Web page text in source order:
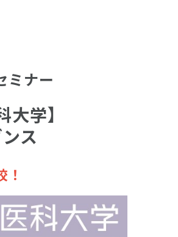
ミナー
学】
ス